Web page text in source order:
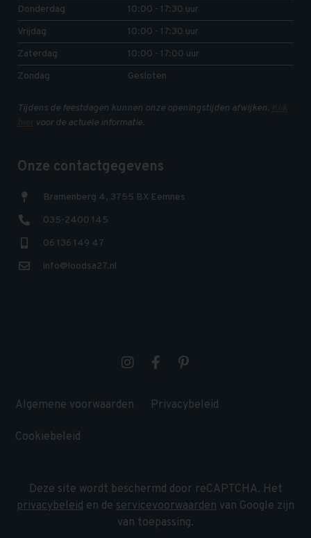
Donderdag
10:00 - 17:30 uur
Vrijdag
10:00 - 17:30 uur
Zaterdag
10:00 - 17:00 uur
Zondag
Gesloten
Tijdens de feestdagen kunnen onze openingstijden afwijken. Klik
hiervoor de actuele informatie.
Onze contactgegevens
Bramenberg 4, 3755 BX Eemnes
035-2400 145
06 136 149 47
info@loodsa27.nl
Algemene voorwaarden Privacybeleid
Cookiebeleid
Deze site wordt beschermd door reCAPTCHA. Het
privacybeleid en de servicevoorwaarden van Google zijn
van toepassing.